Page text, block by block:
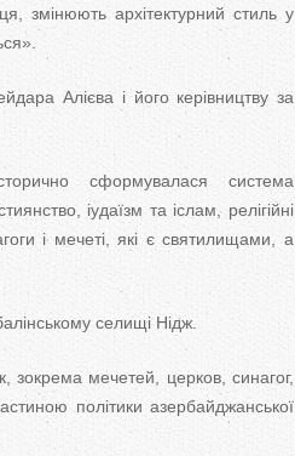
змінюють архітектурний стиль у
Алієва і його керівництву за
сформувалася система
іудаїзм та іслам, релігійні
і мечеті, які є святилищами, а
селищі Нідж.
зокрема мечетей, церков, синагог,
політики азербайджанської